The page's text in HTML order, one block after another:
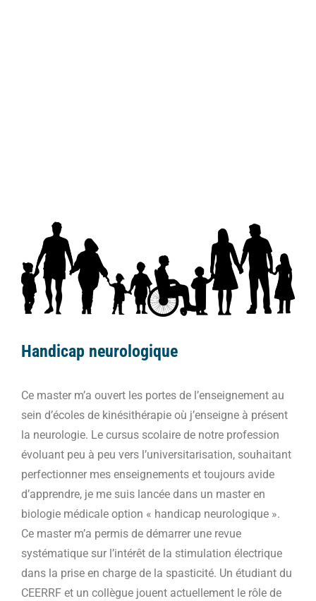
Handicap neurologique
Ce master m’a ouvert les portes de l’enseignement au
sein d’écoles de kinésithérapie où j’enseigne à présent
la neurologie. Le cursus scolaire de notre profession
évoluant peu à peu vers l’universitarisation, souhaitant
perfectionner mes enseignements et toujours avide
d’apprendre, je me suis lancée dans un master en
biologie médicale option « handicap neurologique ».
Ce master m’a permis de démarrer une revue
systématique sur l’intérêt de la stimulation électrique
dans la prise en charge de la spasticité. Un étudiant du
CEERRF et un collègue jouent actuellement le rôle de